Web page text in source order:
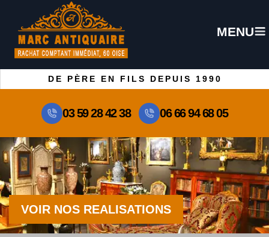
MENU
DE PÈRE EN FILS DEPUIS 1990
03 59 28 42 38 06 66 94 68 05
VOIR NOS REALISATIONS